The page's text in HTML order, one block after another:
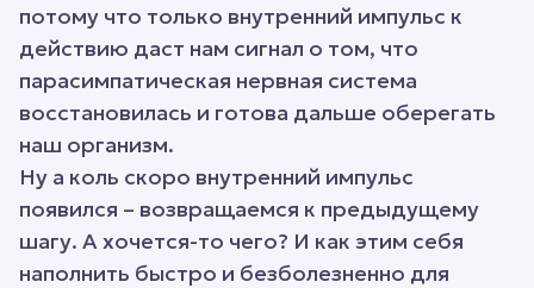
потому что только внутренний импульс к
действию даст нам сигнал о том, что
парасимпатическая нервная система
восстановилась и готова дальше оберегать
наш организм.
Ну а коль скоро внутренний импульс
появился – возвращаемся к предыдущему
шагу. А хочется-то чего? И как этим себя
наполнить быстро и безболезненно для